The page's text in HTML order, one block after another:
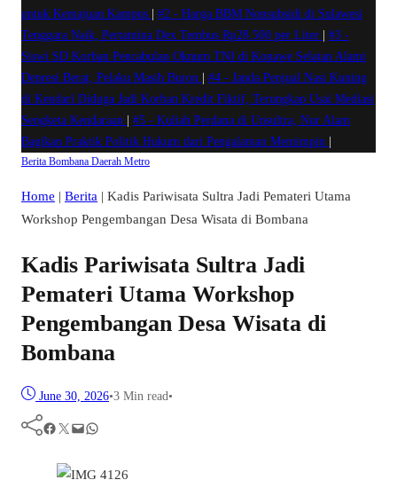
untuk Kemajuan Kampus
#2 - Harga BBM Nonsubsidi di Sulawesi
Tenggara Naik, Pertamina Dex Tembus Rp28.500 per Liter
#3 -
Siswi SD Korban Pencabulan Oknum TNI di Konawe Selatan Alami
Depresi Berat, Pelaku Masih Buron
#4 - Janda Penjual Nasi Kuning
di Kendari Diduga Jadi Korban Kredit Fiktif, Terungkap Usai Mediasi
Sengketa Kendaraan
#5 - Kuliah Perdana di Unsultra, Nur Alam
Bagikan Praktik Politik Hukum dari Pengalaman Memimpin
Berita Bombana Daerah Metro
Home | Berita | Kadis Pariwisata Sultra Jadi Pemateri Utama
Workshop Pengembangan Desa Wisata di Bombana
Kadis Pariwisata Sultra Jadi
Pemateri Utama Workshop
Pengembangan Desa Wisata di
Bombana
June 30, 2026•3 Min read•
Facebook Twitter Mail WhatsApp